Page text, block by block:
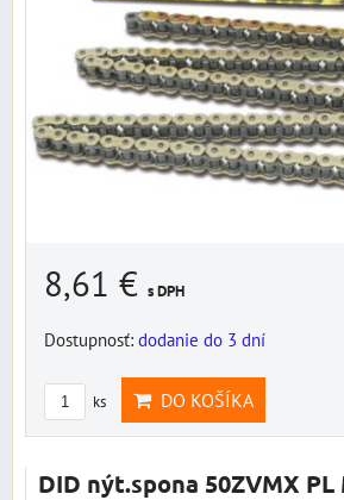
8,61 € s DPH
Dostupnosť: dodanie do 3 dní
ks DO KOŠÍKA
DID nýt.spona 50ZVMX PL